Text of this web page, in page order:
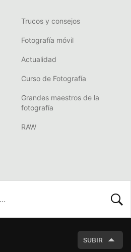
Trucos y consejos
Fotografía móvil
Actualidad
Curso de Fotografía
Grandes maestros de la
fotografía
RAW
SUBIR